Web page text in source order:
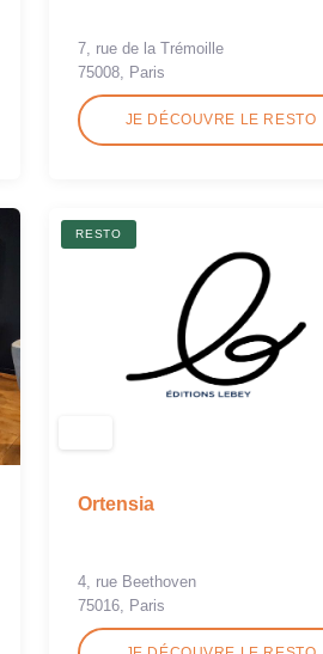
7, rue de la Trémoille
75008, Paris
JE DÉCOUVRE LE RESTO
RESTO
Ortensia
4, rue Beethoven
75016, Paris